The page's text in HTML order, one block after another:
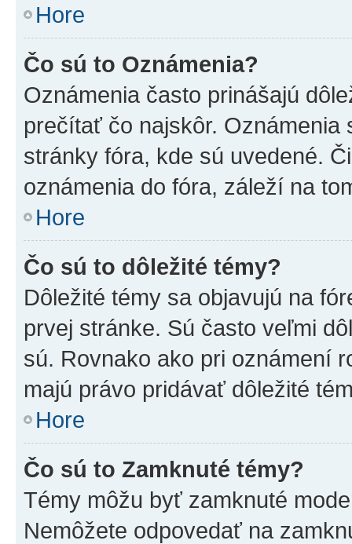
Hore
Čo sú to Oznámenia?
Oznámenia často prinášajú
prečítať čo najskôr. Oznámenia
stránky fóra, kde sú uvedené.
oznámenia do fóra, záleží na
Hore
Čo sú to dôležité témy?
Dôležité témy sa objavujú na
prvej stránke. Sú často veľmi
sú. Rovnako ako pri oznámení
majú právo pridávať dôležité
Hore
Čo sú to Zamknuté témy?
Témy môžu byť zamknuté
Nemôžete odpovedať na